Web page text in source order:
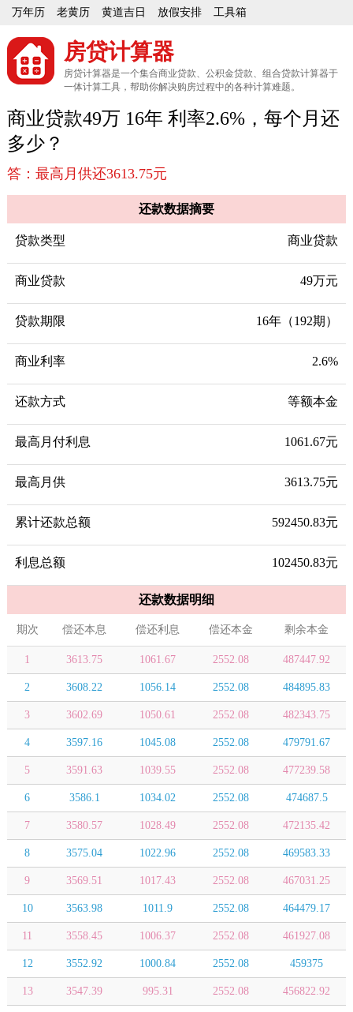
万年历 老黄历 黄道吉日 放假安排 工具箱
房贷计算器
房贷计算器是一个集合商业贷款、公积金贷款、组合贷款计算器于
一体计算工具，帮助你解决购房过程中的各种计算难题。
商业贷款49万 16年 利率2.6%，每个月还
多少？
答：最高月供还3613.75元
还款数据摘要
贷款类型 商业贷款
商业贷款 49万元
贷款期限 16年（192期）
商业利率 2.6%
还款方式 等额本金
最高月付利息 1061.67元
最高月供 3613.75元
累计还款总额 592450.83元
利息总额 102450.83元
还款数据明细
期次 偿还本息 偿还利息 偿还本金 剩余本金
1 3613.75 1061.67 2552.08 487447.92
2 3608.22 1056.14 2552.08 484895.83
3 3602.69 1050.61 2552.08 482343.75
4 3597.16 1045.08 2552.08 479791.67
5 3591.63 1039.55 2552.08 477239.58
6 3586.1 1034.02 2552.08 474687.5
7 3580.57 1028.49 2552.08 472135.42
8 3575.04 1022.96 2552.08 469583.33
9 3569.51 1017.43 2552.08 467031.25
10 3563.98 1011.9 2552.08 464479.17
11 3558.45 1006.37 2552.08 461927.08
12 3552.92 1000.84 2552.08 459375
13 3547.39 995.31 2552.08 456822.92